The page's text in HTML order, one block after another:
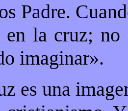
Padre.
en la cruz;
imaginar».
es una